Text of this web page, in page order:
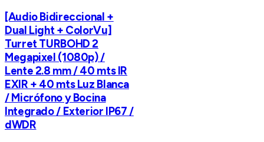
[Audio Bidireccional +
Dual Light + ColorVu]
Turret TURBOHD 2
Megapixel (1080p) /
Lente 2.8 mm / 40 mts IR
EXIR + 40 mts Luz Blanca
/ Micrófono y Bocina
Integrado / Exterior IP67 /
dWDR